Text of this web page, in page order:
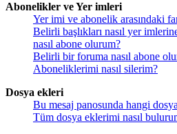
Abonelikler ve Yer imleri
Yer imi ve abonelik arasındaki
Belirli başlıkları nasıl yer
nasıl abone olurum?
Belirli bir foruma nasıl abone
Aboneliklerimi nasıl silerim?
Dosya ekleri
Bu mesaj panosunda hangi
Tüm dosya eklerimi nasıl